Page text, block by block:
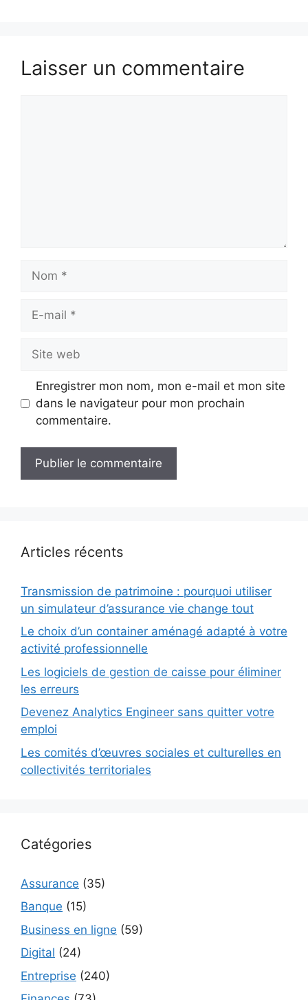
Laisser un commentaire
Nom
Site
web
Enregistrer mon nom, mon e-mail et mon site
dans le navigateur pour mon prochain
commentaire.
Articles récents
Transmission de patrimoine : pourquoi utiliser
un simulateur d’assurance vie change tout
Le choix d’un container aménagé adapté à votre
activité professionnelle
Les logiciels de gestion de caisse pour éliminer
les erreurs
Devenez Analytics Engineer sans quitter votre
emploi
Les comités d’œuvres sociales et culturelles en
collectivités territoriales
Catégories
Assurance (35)
Banque (15)
Business en ligne (59)
Digital (24)
Entreprise (240)